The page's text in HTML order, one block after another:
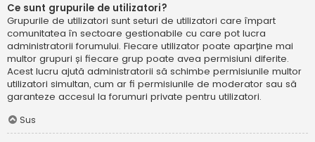
Ce sunt grupurile de utilizatori?
Grupurile de utilizatori sunt seturi de utilizatori care împart
comunitatea în sectoare gestionabile cu care pot lucra
administratorii forumului. Fiecare utilizator poate aparține mai
multor grupuri și fiecare grup poate avea permisiuni diferite.
Acest lucru ajută administratorii să schimbe permisiunile multor
utilizatori simultan, cum ar fi permisiunile de moderator sau să
garanteze accesul la forumuri private pentru utilizatori.
Sus